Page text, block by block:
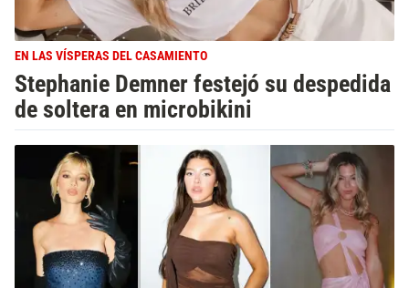
EN LAS VÍSPERAS DEL CASAMIENTO
Stephanie Demner festejó su despedida
de soltera en microbikini